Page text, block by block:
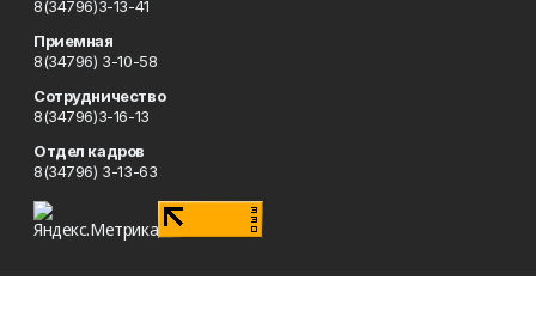
8(34796)3-13-41
Приемная
8(34796) 3-10-58
Сотрудничество
8(34796)3-16-13
Отдел кадров
8(34796) 3-13-63